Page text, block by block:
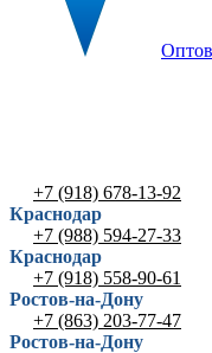
+7 (918) 678-13-92
Краснодар
+7 (988) 594-27-33
Краснодар
+7 (918) 558-90-61
Ростов-на-Дону
+7 (863) 203-77-47
Ростов-на-Дону